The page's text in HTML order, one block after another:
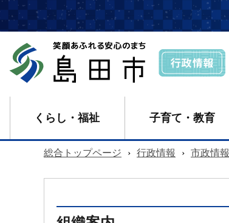
くらし・福祉 子育て・教育
総合トップページ › 行政情報 › 市政情報